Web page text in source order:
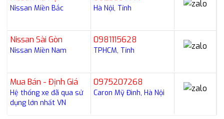
Nissan Miền Bắc Hà Nội, Tỉnh
Nissan Sài Gòn
Nissan Miền Nam
0981115628
TPHCM, Tỉnh
Mua Bán - Định Giá
Hệ thống xe đã qua sử
dụng lớn nhất VN
0975207268
Caron Mỹ Đình, Hà Nội